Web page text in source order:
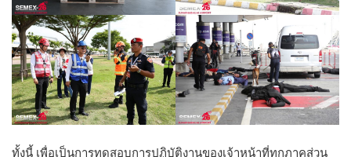
ทั้งนี้ เพื่อเป็นการทดสอบการปฏิบัติงานของเจ้าหน้าที่ทุกภาคส่วน